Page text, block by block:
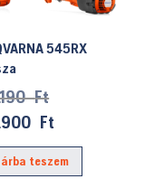
545RX
FtOriginal
price
was:
383.190 Ft.
Ft
price
is:
teszem